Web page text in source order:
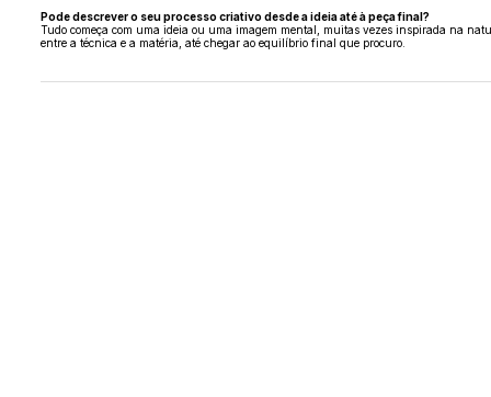
Pode descrever o seu processo criativo desde a ideia até à peça final?
Tudo começa com uma ideia ou uma imagem mental, muitas vezes inspirada na
entre a técnica e a matéria, até chegar ao equilíbrio final que procuro.